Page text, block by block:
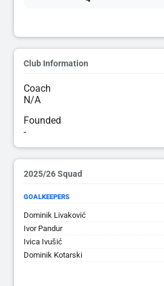
Club Information
Coach
N/A
Founded
-
2025/26 Squad
GOALKEEPERS
Dominik Livaković
Ivor Pandur
Ivica Ivušić
Dominik Kotarski